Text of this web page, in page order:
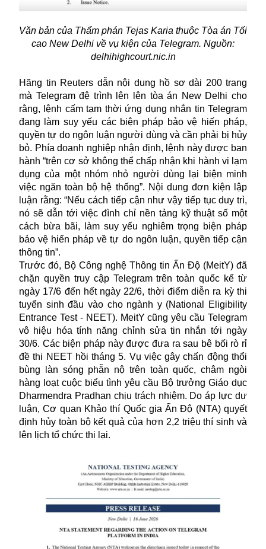
Văn bản của Thẩm phán Tejas Karia thuộc Tòa án Tối
cao New Delhi về vụ kiện của Telegram. Nguồn:
delhihighcourt.nic.in
Hãng tin Reuters dẫn nội dung hồ sơ dài 200 trang
mà Telegram đệ trình lên lên tòa án New Delhi cho
rằng, lệnh cấm tạm thời ứng dụng nhắn tin Telegram
đang làm suy yếu các biện pháp bảo vệ hiến pháp,
quyền tự do ngôn luận người dùng và cần phải bị hủy
bỏ. Phía doanh nghiệp nhận định, lệnh này được ban
hành “trên cơ sở không thể chấp nhận khi hành vi lạm
dụng của một nhóm nhỏ người dùng lại biện minh
việc ngăn toàn bộ hệ thống”. Nội dung đơn kiện lập
luận rằng: “Nếu cách tiếp cận như vậy tiếp tục duy trì,
nó sẽ dẫn tới việc đình chỉ nền tảng kỹ thuật số một
cách bừa bãi, làm suy yếu nghiêm trọng biện pháp
bảo vệ hiến pháp về tự do ngôn luận, quyền tiếp cận
thông tin”.
Trước đó, Bộ Công nghệ Thông tin Ấn Độ (MeitY) đã
chặn quyền truy cập Telegram trên toàn quốc kể từ
ngày 17/6 đến hết ngày 22/6, thời điểm diễn ra kỳ thi
tuyển sinh đầu vào cho ngành y (National Eligibility
Entrance Test - NEET). MeitY cũng yêu cầu Telegram
vô hiệu hóa tính năng chỉnh sửa tin nhắn tới ngày
30/6. Các biện pháp này được đưa ra sau bê bối rò rỉ
đề thi NEET hồi tháng 5. Vụ việc gây chấn động thổi
bùng làn sóng phẫn nộ trên toàn quốc, châm ngòi
hàng loạt cuộc biểu tình yêu cầu Bộ trưởng Giáo dục
Dharmendra Pradhan chịu trách nhiệm. Do áp lực dư
luận, Cơ quan Khảo thí Quốc gia Ấn Độ (NTA) quyết
định hủy toàn bộ kết quả của hơn 2,2 triệu thí sinh và
lên lịch tổ chức thi lại.